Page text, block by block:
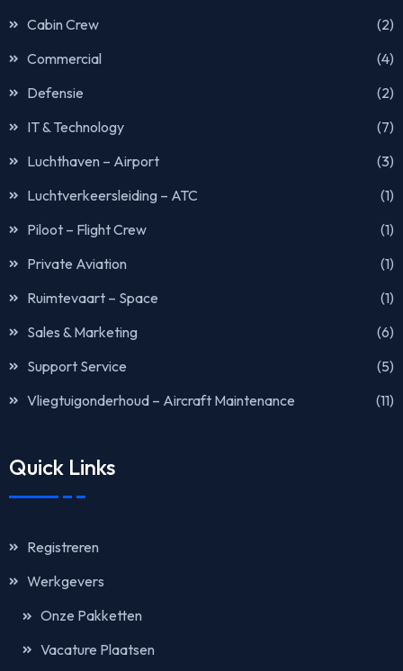
Cabin Crew
(2)
Commercial
(4)
Defensie
(2)
IT & Technology
(7)
Luchthaven – Airport
(3)
Luchtverkeersleiding – ATC
(1)
Piloot – Flight Crew
(1)
Private Aviation
(1)
Ruimtevaart – Space
(1)
Sales & Marketing
(6)
Support Service
(5)
Vliegtuigonderhoud – Aircraft Maintenance
(11)
Quick Links
Registreren
Werkgevers
Onze Pakketten
Vacature Plaatsen